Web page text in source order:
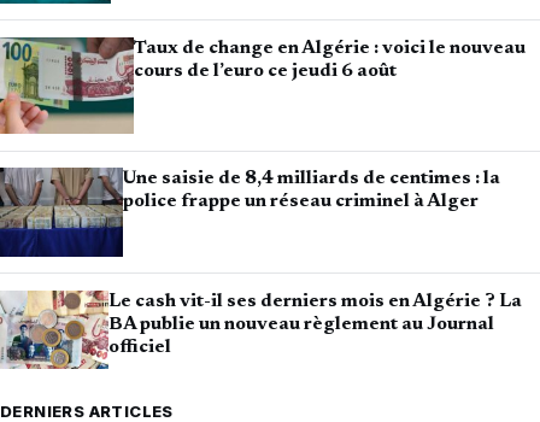
Taux de change en Algérie : voici le nouveau
cours de l’euro ce jeudi 6 août
Une saisie de 8,4 milliards de centimes : la
police frappe un réseau criminel à Alger
Le cash vit-il ses derniers mois en Algérie ? La
BA publie un nouveau règlement au Journal
officiel
DERNIERS ARTICLES